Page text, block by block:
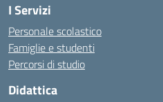
I Servizi
Personale scolastico
Famiglie e studenti
Percorsi di studio
Didattica